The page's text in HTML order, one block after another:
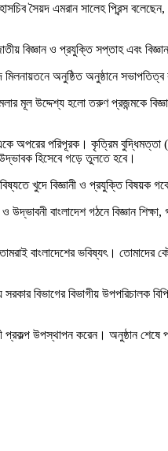
সৈয়দ এমরান সালেহ প্রিন্স
বিজ্ঞান ও প্রযুক্তি সপ্তাহ এবং
অনুষ্ঠিত অনুষ্ঠানে
মূল উদ্দেশ্য হলো তরুণ প্রজন্মকে
পরিপূরক। কৃত্রিম বুদ্ধিমত্তা
উদ্ভাবক হিসেবে গড়ে তুলতে হবে।
খুদে বিজ্ঞানী ও প্রযুক্তি বিষয়ক
উদ্ভাবনী বাংলাদেশ গঠনে বিজ্ঞান
তোমরাই বাংলাদেশের ভবিষ্যৎ।
সরকার বিভাগের বিভাগীয় উপপরিচালক
উপস্থাপন করেন। অনুষ্ঠান শেষে